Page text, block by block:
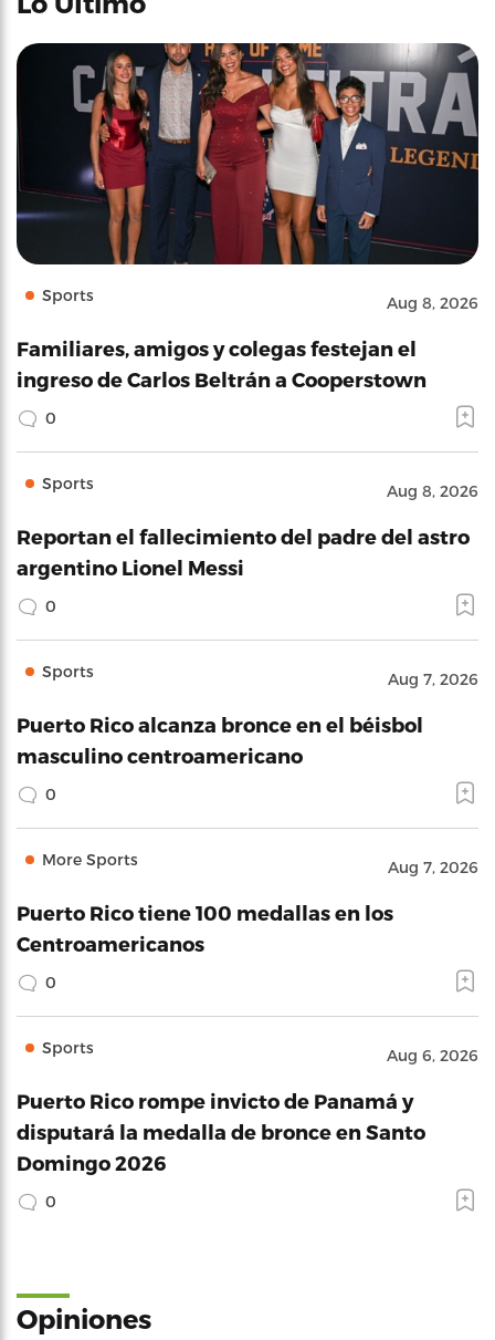
Sports Aug 8, 2026
Familiares, amigos y colegas festejan el
ingreso de Carlos Beltrán a Cooperstown
0
Sports Aug 8, 2026
Reportan el fallecimiento del padre del astro
argentino Lionel Messi
0
Sports Aug 7, 2026
Puerto Rico alcanza bronce en el béisbol
masculino centroamericano
0
More Sports Aug 7, 2026
Puerto Rico tiene 100 medallas en los
Centroamericanos
0
Sports Aug 6, 2026
Puerto Rico rompe invicto de Panamá y
disputará la medalla de bronce en Santo
Domingo 2026
0
Opiniones